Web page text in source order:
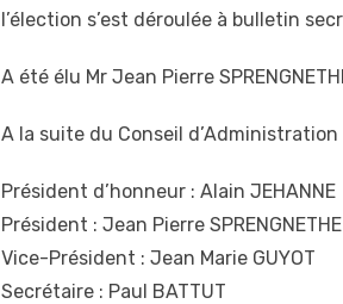
l’élection s’est déroulée à bulletin
A été élu Mr Jean Pierre
A la suite du Conseil
Président d’honneur : Alain JEHANNE
Président : Jean Pierre
Vice-Président : Jean Marie GUYOT
Secrétaire : Paul BATTUT